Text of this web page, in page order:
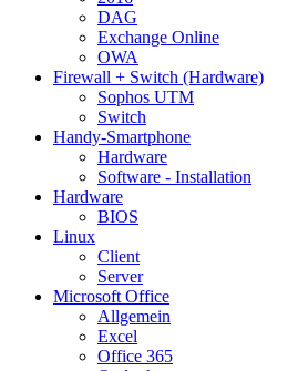
DAG
Exchange Online
OWA
Firewall + Switch (Hardware)
Sophos UTM
Switch
Handy-Smartphone
Hardware
Software - Installation
Hardware
BIOS
Linux
Client
Server
Microsoft Office
Allgemein
Excel
Office 365